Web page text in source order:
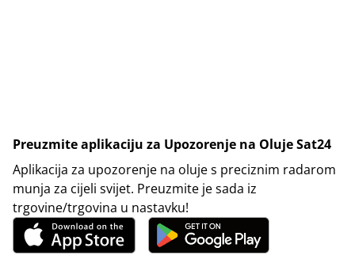
Preuzmite aplikaciju za Upozorenje na Oluje Sat24
Aplikacija za upozorenje na oluje s preciznim radarom
munja za cijeli svijet. Preuzmite je sada iz
trgovine/trgovina u nastavku!